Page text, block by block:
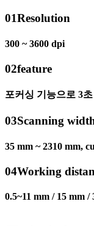
01Resolution
300 ~ 3600 dpi
02feature
포커싱 기능으로 3
03Scanning
35 mm ~ 2310 mm,
04Working
0.5~11 mm / 15 mm /